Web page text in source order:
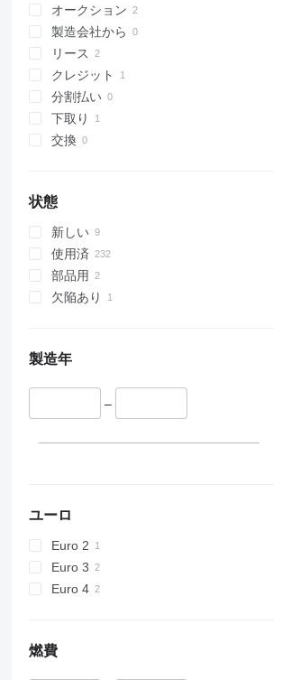
オークション
製造会社から
リース
クレジット
分割払い
下取り
交換
状態
新しい
使用済
部品用
欠陥あり
製造年
–
ユーロ
Euro 2
Euro 3
Euro 4
燃費